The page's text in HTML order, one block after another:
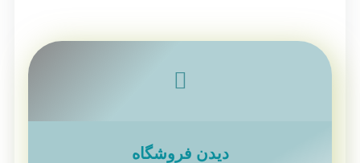
دیدن فروشگاه